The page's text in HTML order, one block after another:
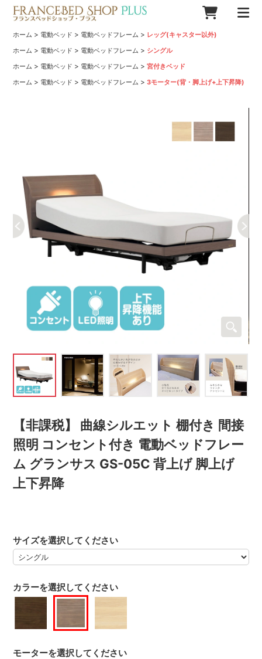
ホーム > 電動ベッド > 電動ベッドフレーム > レッグ(キャスター以外)
ホーム > 電動ベッド > 電動ベッドフレーム > シングル
ホーム > 電動ベッド > 電動ベッドフレーム >宮付きベッド
ホーム > 電動ベッド > 電動ベッドフレーム >3モーター(背・脚上げ+上下昇降)
【非課税】 曲線シルエット 棚付き 間接
照明 コンセント付き 電動ベッドフレー
ム グランサス GS-05C 背上げ 脚上げ
上下昇降
カラーを選択してください
サイズを選択してください
モーターを選択してください